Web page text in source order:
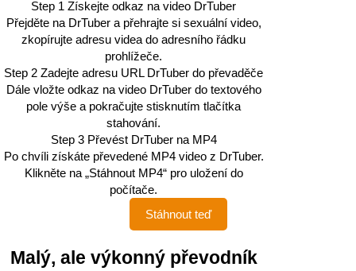
Step 1 Získejte odkaz na video DrTuber
Přejděte na DrTuber a přehrajte si sexuální video,
zkopírujte adresu videa do adresního řádku
prohlížeče.
Step 2 Zadejte adresu URL DrTuber do převaděče
Dále vložte odkaz na video DrTuber do textového
pole výše a pokračujte stisknutím tlačítka
stahování.
Step 3 Převést DrTuber na MP4
Po chvíli získáte převedené MP4 video z DrTuber.
Klikněte na „Stáhnout MP4“ pro uložení do
počítače.
Stáhnout teď
Malý, ale výkonný převodník